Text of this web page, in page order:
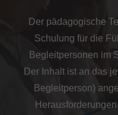
Der pädagogische
Schulung für die
Begleitpersonen im
Der Inhalt ist an das
Begleitperson)